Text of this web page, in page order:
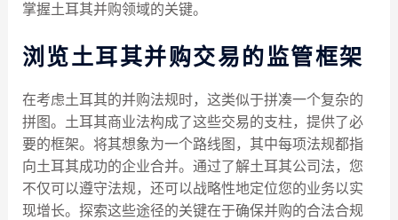
掌握土耳其并购领域的关键。
浏览土耳其并购交易的监管框架
在考虑土耳其的并购法规时，这类似于拼凑一个复杂的
拼图。土耳其商业法构成了这些交易的支柱，提供了必
要的框架。将其想象为一个路线图，其中每项法规都指
向土耳其成功的企业合并。通过了解土耳其公司法，您
不仅可以遵守法规，还可以战略性地定位您的业务以实
现增长。探索这些途径的关键在于确保并购的合法合规